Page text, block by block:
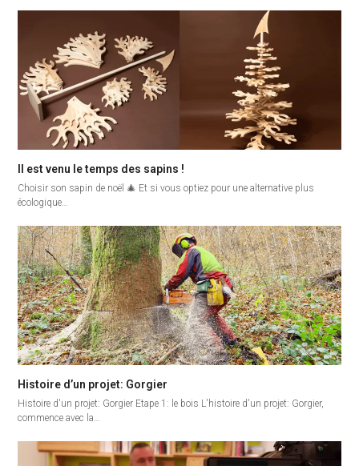
Il est venu le temps des sapins !
Choisir son sapin de noël 🎄 Et si vous optiez pour une alternative plus
écologique…
Histoire d’un projet: Gorgier
Histoire d'un projet: Gorgier Etape 1: le bois L'histoire d'un projet: Gorgier,
commence avec la…